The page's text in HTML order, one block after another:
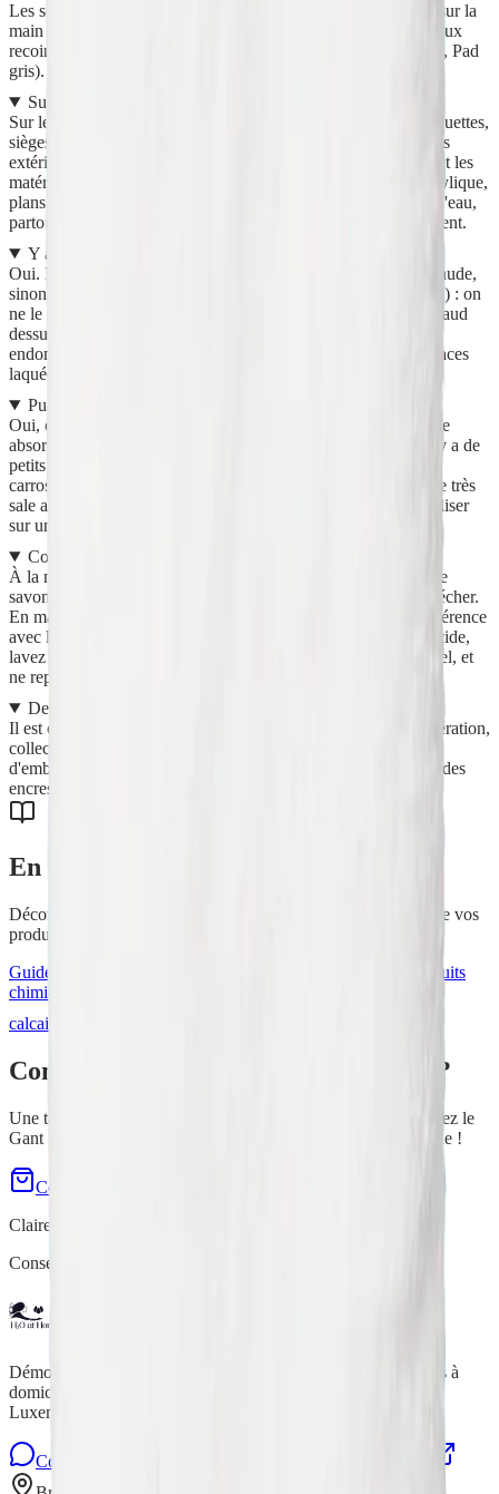
Les seules différences sont la prise en main (le Gant se glisse sur la
main et protège celle-ci ; le Pad se plie en deux pour accéder aux
recoins et augmenter la force d'appui) et le coloris (Gant blanc, Pad
gris). Le coloris ne change rien à leurs capacités de nettoyage.
Sur quelles surfaces puis-je l'utiliser ?
Sur le cuir et les textiles (canapés, tapis, tentures murales, moquettes,
sièges de voiture), les surfaces dures très sales (briques, bassins
extérieurs, portillons en PVC, aluminium, bois traité ou brut) et les
matériaux modernes (éviers et baignoires en composite ou acrylique,
plans de travail ou parquets en mélaminé). Toujours rien qu'à l'eau,
partout où l'on a besoin d'un nettoyage mécanique par frottement.
Y a-t-il des surfaces à éviter ?
Oui. Ne mettez jamais le Gant en contact avec une surface chaude,
sinon la microfibre risque de fondre (par exemple un barbecue) : on
ne le pose pas sur une surface chaude et on ne pose rien de chaud
dessus. Évitez aussi les surfaces fragiles pour ne pas les
endommager : cuir usé ou élimé, simili cuir usé ou élimé, surfaces
laquées et délicates. Testez toujours sur une zone non visible.
Puis-je nettoyer la carrosserie de ma voiture ?
Oui, c'est possible, avec la face picot grattante ou la face douce
absorbante. Veillez cependant à bien laver le Gant avant : s'il y a de
petits cailloux coincés à l'intérieur, ils pourraient griffer la
carrosserie. De façon générale, après avoir nettoyé une surface très
sale avec des graviers ou cailloux, rincez-le bien avant de l'utiliser
sur une surface plus délicate.
Comment l'entretenir ?
À la main : passez le Gant sous l'eau chaude, savonnez avec le
savon Netépur, rincez abondamment, essorez bien et laissez sécher.
En machine : placez-le dans un filet de lavage et lavez de préférence
avec la Lessive Solide à partir de 40 °C. Pour un effet bactéricide,
lavez à minimum 60 °C. N'utilisez pas d'adoucissant ni de javel, et
ne repassez pas.
De quoi est-il composé et quelle est sa taille ?
Il est composé à 100 % de polyester (microfibre nouvelle génération,
collection 23/24) et mesure environ 15 x 22 cm. Sa bague
d'emballage est en papier kraft 100 % recyclé, imprimée avec des
encres végétales et recyclable.
En savoir plus
Découvrez nos conseils et astuces pour tirer le meilleur parti de vos
produits H2O at Home.
Guide des microfibres
Dangers des produits
chimiques
calcaire
Convaincu(e) par ?
Une tache sur le canapé, la voiture ou le salon de jardin ? Testez le
Gant Multi-Usages lors d'une démonstration gratuite à domicile !
Commander maintenant
Claire Mercenier
Conseillère Indépendante H2O at Home
Démonstrations gratuites de produits de nettoyage écologiques à
domicile à Bruxelles, en Brabant wallon, Namur, Liège et
Luxembourg.
Contactez-nous sur WhatsApp